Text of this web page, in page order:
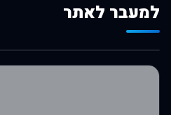
למעבר לאתר
לרכישה באלי אקספרס